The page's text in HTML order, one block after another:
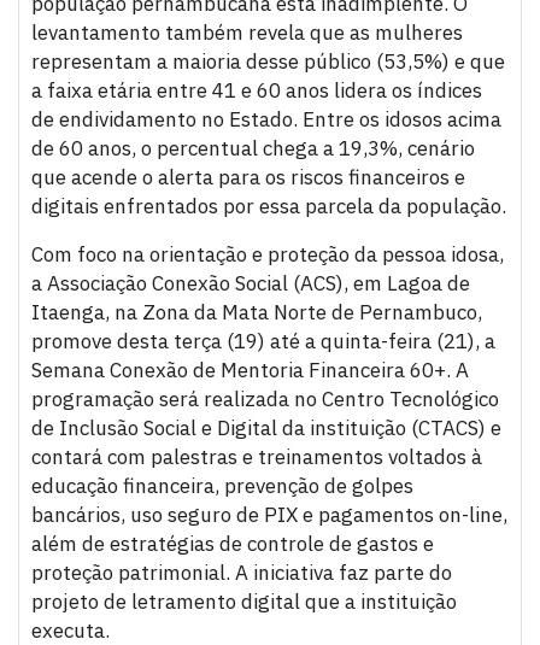
levantamento também revela que as mulheres
representam a maioria desse público (53,5%) e que
a faixa etária entre 41 e 60 anos lidera os índices
de endividamento no Estado. Entre os idosos acima
de 60 anos, o percentual chega a 19,3%, cenário
que acende o alerta para os riscos financeiros e
digitais enfrentados por essa parcela da população.
Com foco na orientação e proteção da pessoa idosa,
a Associação Conexão Social (ACS), em Lagoa de
Itaenga, na Zona da Mata Norte de Pernambuco,
promove desta terça (19) até a quinta-feira (21), a
Semana Conexão de Mentoria Financeira 60+. A
programação será realizada no Centro Tecnológico
de Inclusão Social e Digital da instituição (CTACS) e
contará com palestras e treinamentos voltados à
educação financeira, prevenção de golpes
bancários, uso seguro de PIX e pagamentos on-line,
além de estratégias de controle de gastos e
proteção patrimonial. A iniciativa faz parte do
projeto de letramento digital que a instituição
executa.